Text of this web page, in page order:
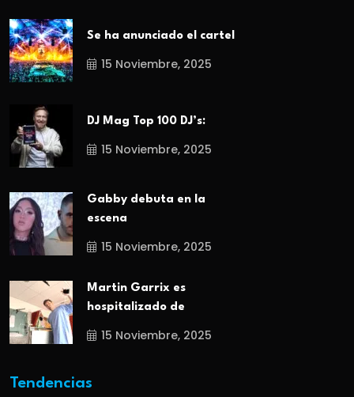
Se ha anunciado el cartel
15 Noviembre, 2025
DJ Mag Top 100 DJ’s:
15 Noviembre, 2025
Gabby debuta en la
escena
15 Noviembre, 2025
Martin Garrix es
hospitalizado de
15 Noviembre, 2025
Tendencias